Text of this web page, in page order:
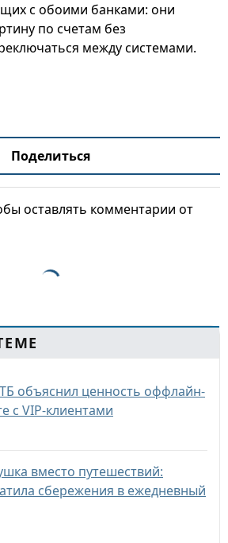
с обоими банками: они
по счетам без
между системами.
Поделиться
оставлять комментарии от
объяснил ценность оффлайн-
с VIP-клиентами
вместо путешествий:
сбережения в ежедневный